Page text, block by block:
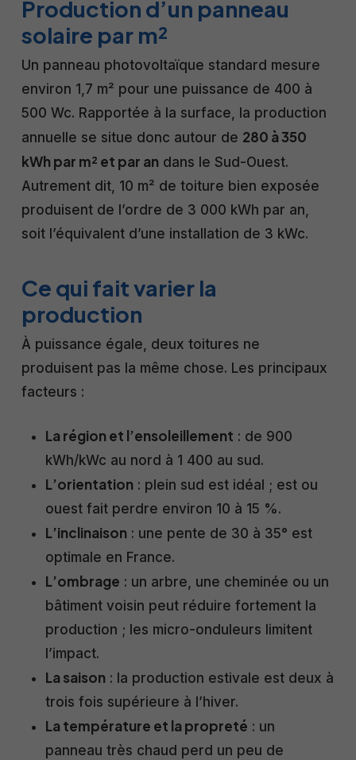
Production d’un panneau
solaire par m²
Un panneau photovoltaïque standard mesure
environ 1,7 m² pour une puissance de 400 à
500 Wc. Rapportée à la surface, la production
annuelle se situe donc autour de 280 à 350
kWh par m² et par andans le Sud-Ouest.
Autrement dit, 10 m² de toiture bien exposée
produisent de l’ordre de 3 000 kWh par an,
soit l’équivalent d’une installation de 3 kWc.
Ce qui fait varier la
production
À puissance égale, deux toitures ne
produisent pas la même chose. Les principaux
facteurs :
La région et l’ensoleillement : de 900
kWh/kWc au nord à 1 400 au sud.
L’orientation: plein sud est idéal ; est ou
ouest fait perdre environ 10 à 15 %.
L’inclinaison: une pente de 30 à 35° est
optimale en France.
L’ombrage : un arbre, une cheminée ou un
bâtiment voisin peut réduire fortement la
production ; les micro-onduleurs limitent
l’impact.
La saison: la production estivale est deux à
trois fois supérieure à l’hiver.
La température et la propreté : un
panneau très chaud perd un peu de